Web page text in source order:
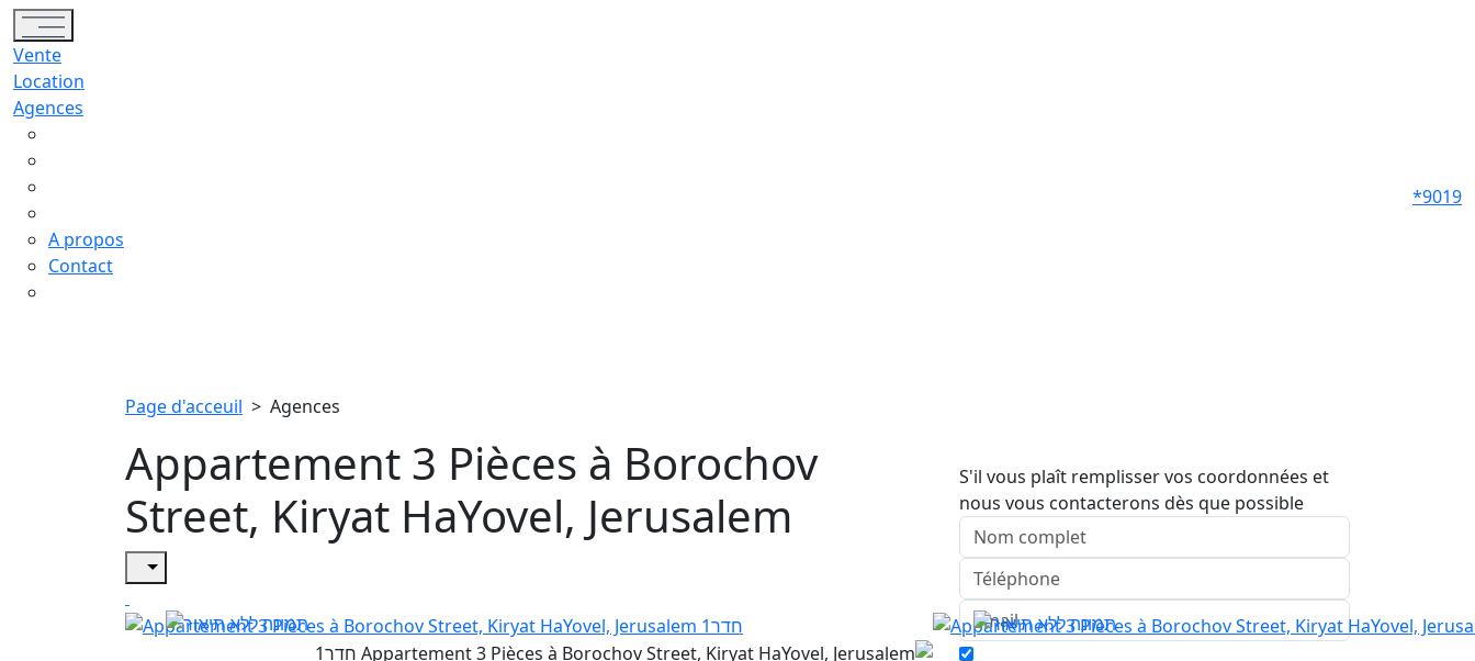
Toggle navigation
Vente
Location
Agences
A propos
Contact
*9019
Page d'acceuil > Agences
Appartement 3 Pièces à Borochov
Street, Kiryat HaYovel, Jerusalem
S'il vous plaît remplisser vos coordonnées et
nous vous contacterons dès que possible